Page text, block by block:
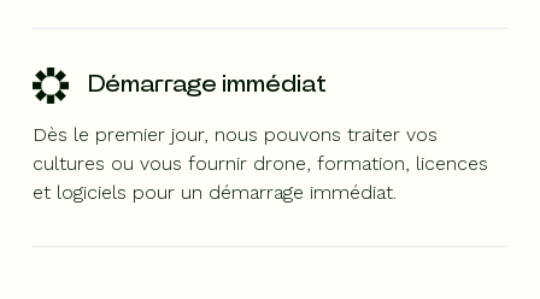
Démarrage immédiat
Dès le premier jour, nous pouvons traiter vos
cultures ou vous fournir drone, formation, licences
et logiciels pour un démarrage immédiat.